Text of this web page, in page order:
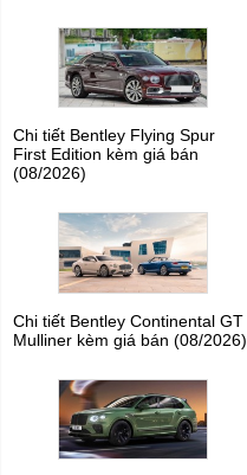
Chi tiết Bentley Flying Spur
First Edition kèm giá bán
(08/2026)
Chi tiết Bentley Continental GT
Mulliner kèm giá bán (08/2026)